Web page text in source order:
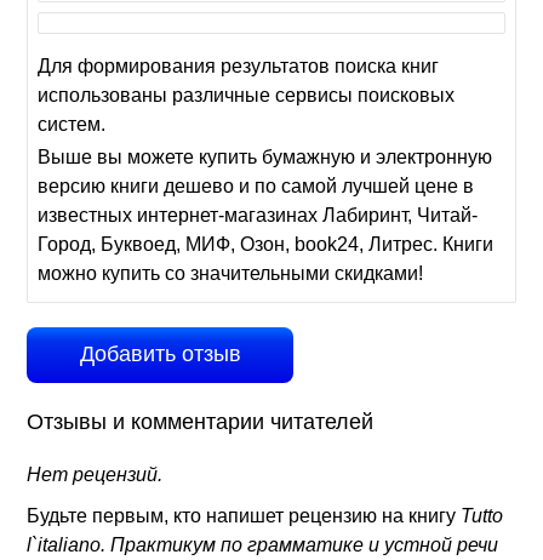
Для формирования результатов поиска книг
использованы различные сервисы поисковых
систем.
Выше вы можете купить бумажную и электронную
версию книги дешево и по самой лучшей цене в
известных интернет-магазинах Лабиринт, Читай-
Город, Буквоед, МИФ, Озон, book24, Литрес. Книги
можно купить со значительными скидками!
Добавить отзыв
Отзывы и комментарии читателей
Нет рецензий.
Будьте первым, кто напишет рецензию на книгу Tutto
l`italiano. Практикум по грамматике и устной речи